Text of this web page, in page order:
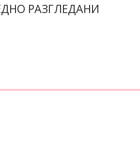
РАЗГЛЕДАНИ